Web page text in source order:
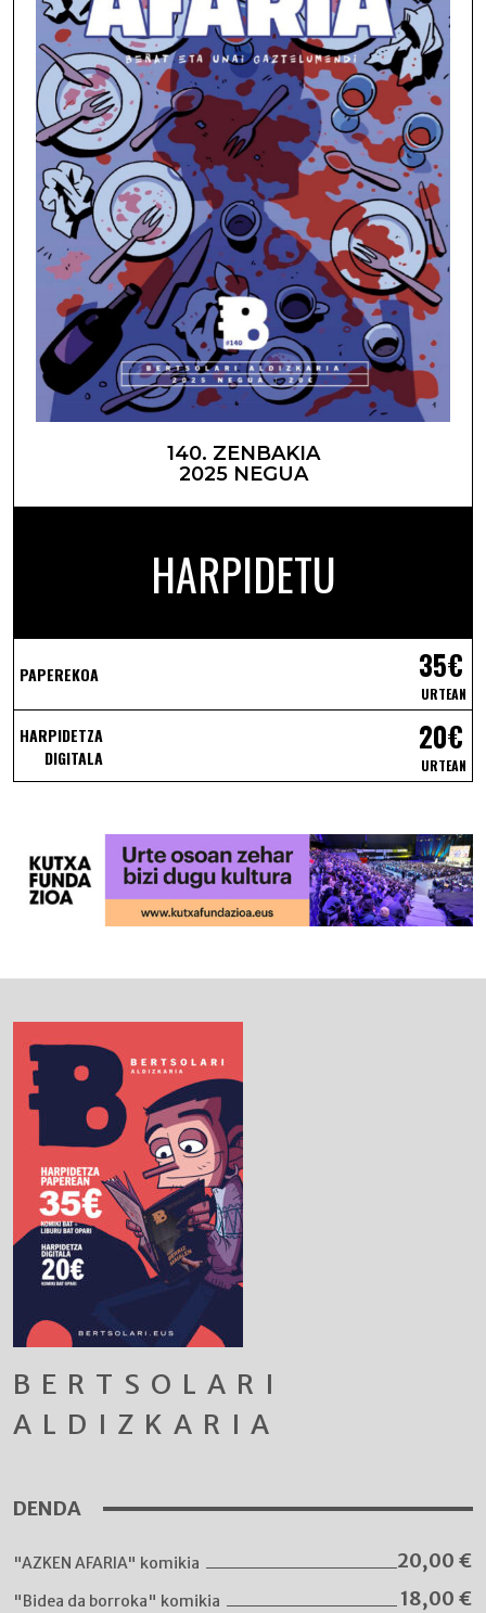
140. ZENBAKIA
2025 NEGUA
HARPIDETU
PAPEREKOA 35€
URTEAN
HARPIDETZA
DIGITALA
20€
URTEAN
BERTSOLARI
ALDIZKARIA
DENDA
"AZKEN AFARIA" komikia 20,00 €
"Bidea da borroka" komikia 18,00 €